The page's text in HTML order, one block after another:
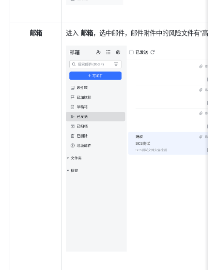
邮箱 进入 邮箱，选中邮件，邮件附件中的风险文件有“高危